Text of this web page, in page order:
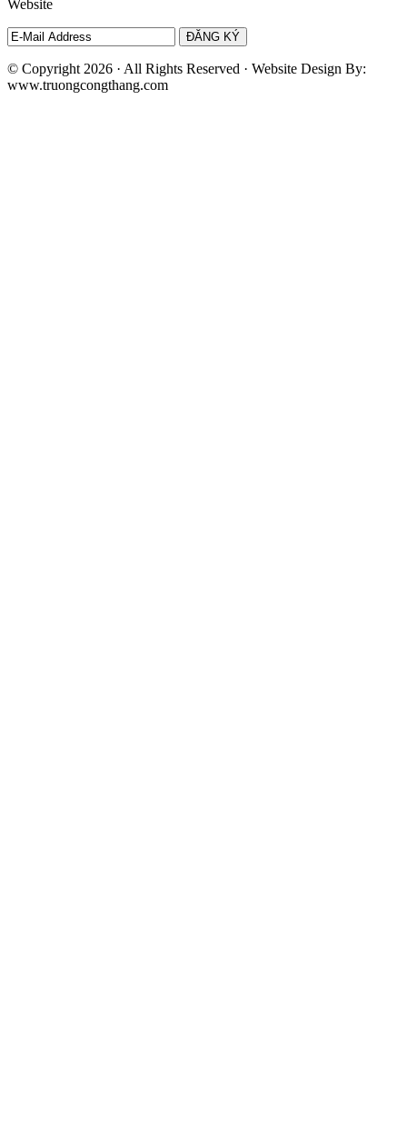
Website
© Copyright 2026 · All Rights Reserved · Website Design By:
www.truongcongthang.com